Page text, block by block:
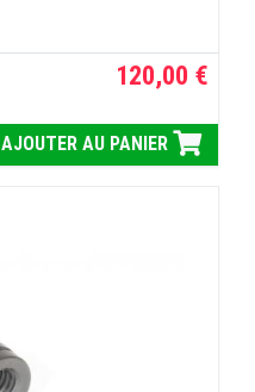
120,00 €
AJOUTER AU PANIER